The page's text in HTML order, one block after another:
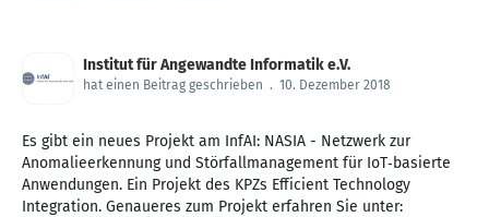
Institut für Angewandte Informatik e.V.
hat einen Beitrag geschrieben . 10. Dezember 2018
Es gibt ein neues Projekt am InfAI: NASIA - Netzwerk zur
Anomalieerkennung und Störfallmanagement für IoT‐basierte
Anwendungen. Ein Projekt des KPZs Efficient Technology
Integration. Genaueres zum Projekt erfahren Sie unter: